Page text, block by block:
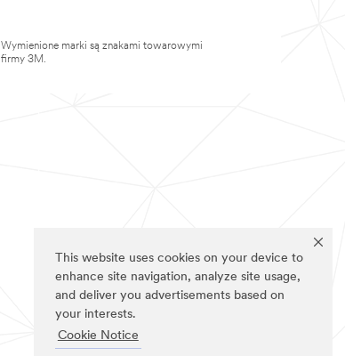
This website uses cookies on your device to
enhance site navigation, analyze site usage,
and deliver you advertisements based on
your interests.
Cookie Notice
Wymienione marki są znakami towarowymi
firmy 3M.